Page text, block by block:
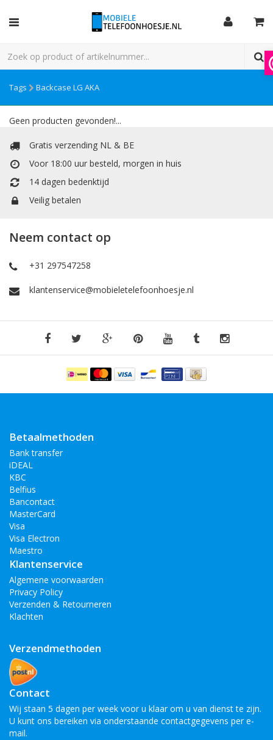
Tags Backcase LG AKA
Geen producten gevonden!...
Gratis verzending NL & BE
Voor 18:00 uur besteld, morgen in huis
14 dagen bedenktijd
Veilig betalen
Neem contact op
+31 297547258
klantenservice@mobieletelefoonhoesje.nl
Betaalmethoden
Bank transfer
iDEAL
KBC
Belfius
Bancontact
MasterCard
Visa
Visa Electron
Maestro
Klantenservice
Algemene voorwaarden
Privacy Policy
Verzenden & Retourneren
Klachten
Verzendmethoden
Contact
Wij staan 5 dagen per week voor u klaar om u van dienst te zijn.
U kunt ons bereiken via onderstaande contactgegevens per e-
mail.